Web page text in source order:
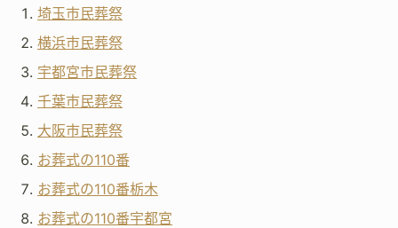
埼玉市民葬祭
横浜市民葬祭
宇都宮市民葬祭
千葉市民葬祭
大阪市民葬祭
お葬式の110番
お葬式の110番栃木
お葬式の110番宇都宮